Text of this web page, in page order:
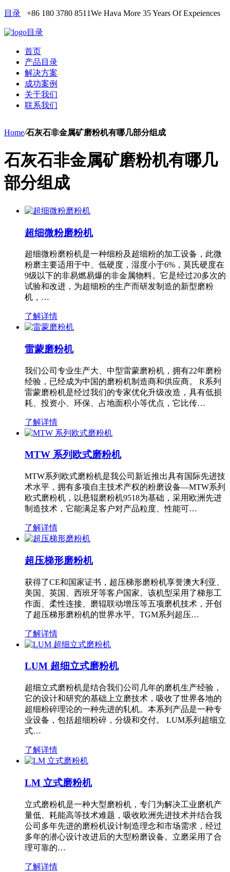
目录 +86 180 3780 8511We Hava More 35 Years Of Expeiences
目录
首页
产品目录
解决方案
成功案例
关于我们
联系我们
Home/石灰石非金属矿磨粉机有哪几部分组成
石灰石非金属矿磨粉机有哪几
部分组成
超细微粉磨粉机
超细微粉磨粉机是一种细粉及超细粉的加工设备，此微
粉磨主要适用于中、低硬度，湿度小于6%，莫氏硬度在
9级以下的非易燃易爆的非金属物料。它是经过20多次的
试验和改进，为超细粉的生产而研发制造的新型磨粉
机，…
了解详情
雷蒙磨粉机
我们公司专业生产大、中型雷蒙磨粉机，拥有22年磨粉
经验，已经成为中国的磨粉机制造商和供应商。 R系列
雷蒙磨粉机是经过我们的专家优化升级改造，具有低损
耗、投资小、环保、占地面积小等优点，它比传…
了解详情
MTW 系列欧式磨粉机
MTW系列欧式磨粉机是我公司新近推出具有国际先进技
术水平，拥有多项自主技术产权的粉磨设备—MTW系列
欧式磨粉机，以悬辊磨粉机9518为基础，采用欧洲先进
制造技术，它能满足客户对产品粒度、性能可…
了解详情
超压梯形磨粉机
获得了CE和国家证书，超压梯形磨粉机享誉澳大利亚、
美国、英国、西班牙等客户国家。该机型采用了梯形工
作面、柔性连接、磨辊联动增压等五项磨机技术，开创
了超压梯形磨粉机的世界水平。TGM系列超压…
了解详情
LUM 超细立式磨粉机
超细立式磨粉机是结合我们公司几年的磨机生产经验，
它的设计和研究的基础上立磨技术，吸收了世界各地的
超细粉碎理论的一种先进的轧机。本系列产品是一种专
业设备，包括超细粉碎，分级和交付。 LUM系列超细立
式…
了解详情
LM 立式磨粉机
立式磨粉机是一种大型磨粉机，专门为解决工业磨机产
量低、耗能高等技术难题，吸收欧洲先进技术并结合我
公司多年先进的磨粉机设计制造理念和市场需求，经过
多年的潜心设计改进后的大型粉磨设备。立磨采用了合
理可靠的…
了解详情